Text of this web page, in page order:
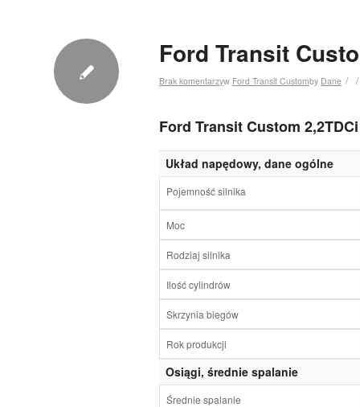
Ford Transit
Brak komentarzy /
w Ford Transit Custom /
by Dane
Ford Transit Custom
Układ napędowy, dane ogólne
Pojemność silnika
Moc
Rodziaj silnika
Ilość cylindrów
Skrzynia biegów
Rok produkcji
Osiągi, średnie spalanie
Średnie spalanie